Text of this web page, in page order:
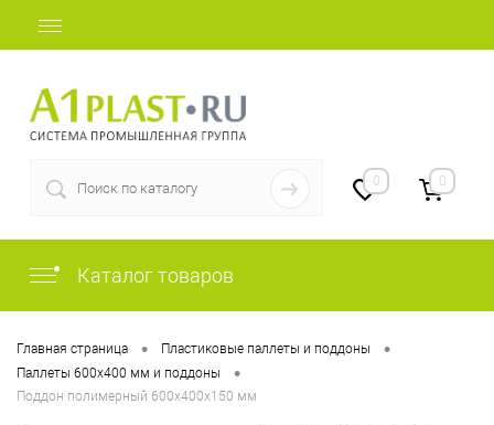
0 0
Каталог товаров
Главная страница • Пластиковые паллеты и поддоны •
Паллеты 600х400 мм и поддоны •
Поддон полимерный 600х400х150 мм